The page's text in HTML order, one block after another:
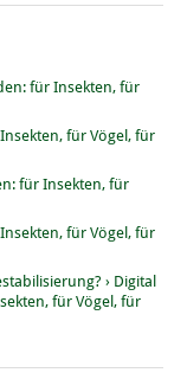
für Insekten, für
für Vögel, für
für Insekten, für
für Vögel, für
› Digital
für Vögel, für